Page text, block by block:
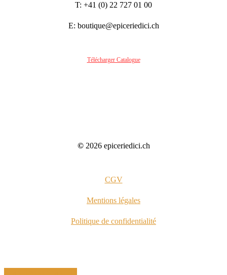
T: +41 (0) 22 727 01 00
E: boutique@epiceriedici.ch
Télécharger Catalogue
© 2026epiceriedici.ch
CGV
Mentions légales
Politique de confidentialité